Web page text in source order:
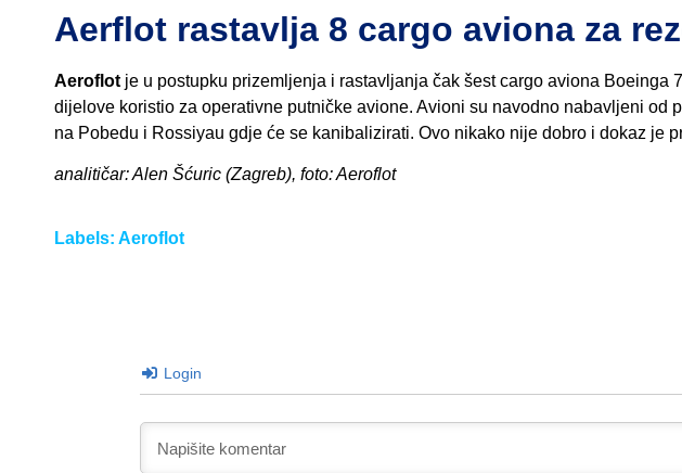
Aerflot rastavlja 8 cargo aviona za
Aeroflot je u postupku prizemljenja i rastavljanja čak šest cargo aviona Boeinga
dijelove koristio za operativne putničke avione. Avioni su navodno nabavljeni od
na Pobedu i Rossiyau gdje će se kanibalizirati. Ovo nikako nije dobro i dokaz je
analitičar: Alen Šćuric (Zagreb), foto: Aeroflot
Labels: Aeroflot
Login